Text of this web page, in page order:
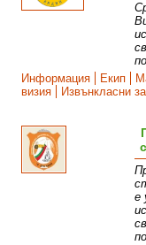
Информация
Екип
визия
Извънкласни
е